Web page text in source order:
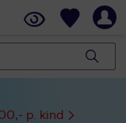
p. kind